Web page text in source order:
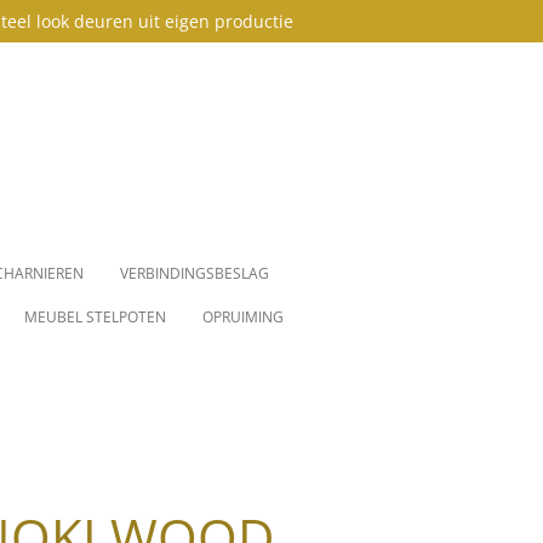
look deuren uit eigen productie
VERBINDINGSBESLAG
MEUBEL STELPOTEN OPRUIMING